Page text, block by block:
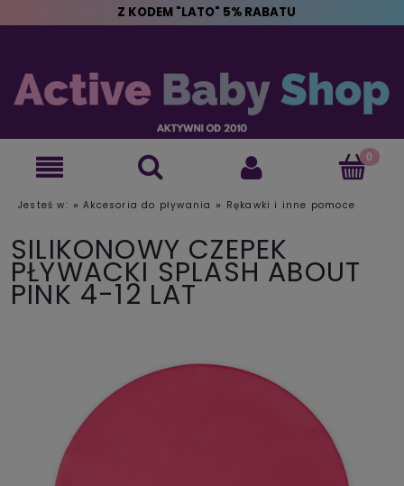
Z KODEM "LATO" 5% RABATU
Jesteś w: » Akcesoria do pływania » Rękawki i inne pomoce
SILIKONOWY CZEPEK
PŁYWACKI SPLASH ABOUT
PINK 4-12 LAT